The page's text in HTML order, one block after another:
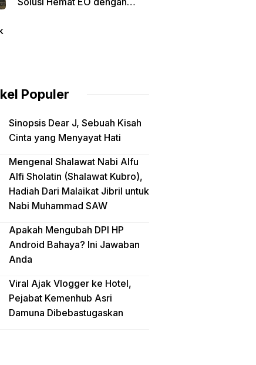
Populer
Sinopsis Dear J, Sebuah Kisah
Cinta yang Menyayat Hati
Mengenal Shalawat Nabi Alfu
Alfi Sholatin (Shalawat Kubro),
Hadiah Dari Malaikat Jibril untuk
Nabi Muhammad SAW
Apakah Mengubah DPI HP
Android Bahaya? Ini Jawaban
Anda
Viral Ajak Vlogger ke Hotel,
Pejabat Kemenhub Asri
Damuna Dibebastugaskan